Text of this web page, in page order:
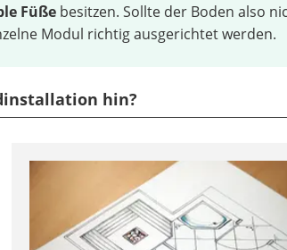
Füße besitzen. Sollte der Boden also
Modul richtig ausgerichtet werden.
hin?